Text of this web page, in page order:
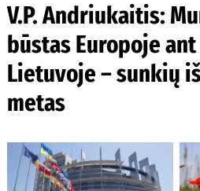
V.P. Andriukaitis:
būstas Europoje
Lietuvoje – sunkių
metas